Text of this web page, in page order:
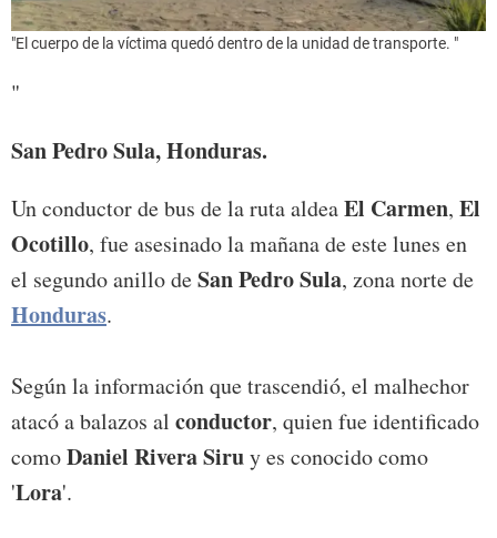
"El cuerpo de la víctima quedó dentro de la unidad de transporte. "
"
San Pedro Sula, Honduras.
Un conductor de bus de la ruta aldeaEl Carmen, El
Ocotillo, fue asesinado la mañana de este lunes en
el segundo anillo deSan Pedro Sula, zona norte de
Honduras.
Según la información que trascendió, el malhechor
atacó a balazos al conductor, quien fue identificado
comoDaniel Rivera Siruy es conocido como
'Lora'.